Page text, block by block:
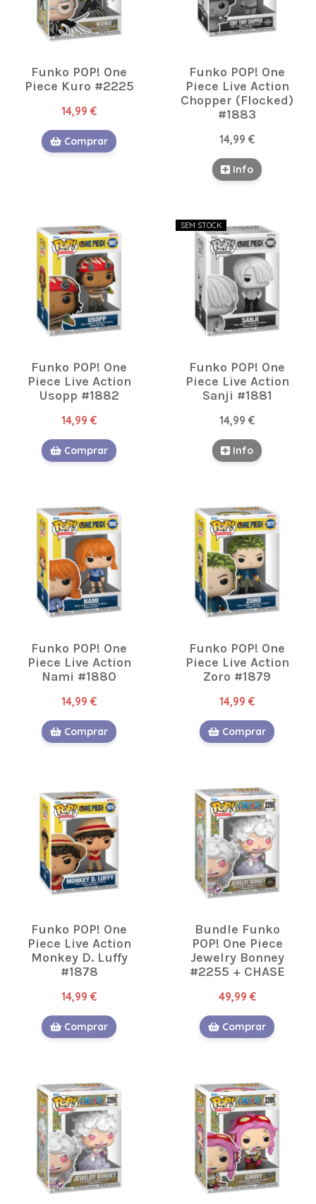
Funko POP! One
Piece Kuro #2225
14,99 €
Comprar
Funko POP! One
Piece Live Action
Chopper (Flocked)
#1883
14,99 €
Info
Funko POP! One
Piece Live Action
Usopp #1882
14,99 €
Comprar
SEM STOCK
Funko POP! One
Piece Live Action
Sanji #1881
14,99 €
Info
Funko POP! One
Piece Live Action
Nami #1880
14,99 €
Comprar
Funko POP! One
Piece Live Action
Zoro #1879
14,99 €
Comprar
Funko POP! One
Piece Live Action
Monkey D. Luffy
#1878
14,99 €
Comprar
Bundle Funko
POP! One Piece
Jewelry Bonney
#2255 + CHASE
49,99 €
Comprar